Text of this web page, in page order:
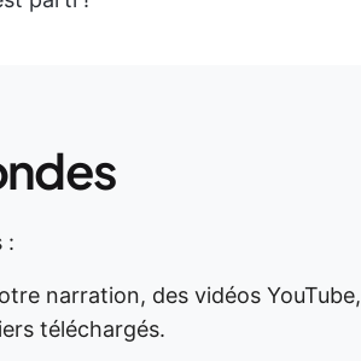
:
narration, des vidéos YouTube,
téléchargés.